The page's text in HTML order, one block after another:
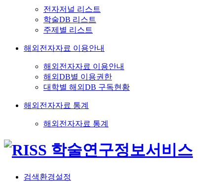
전자저널 리스트
학술DB 리스트
주제별 리스트
해외전자자료 이용안내
해외전자자료 이용안내
해외DB별 이용권한
대학별 해외DB 구독현황
해외전자자료 통계
해외전자자료 통계
검색환경설정